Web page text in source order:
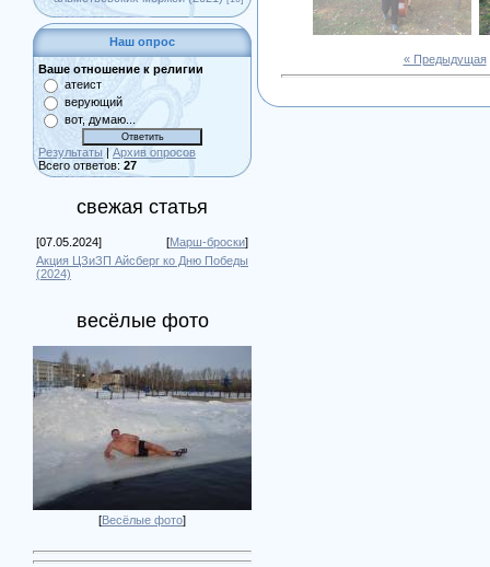
Наш опрос
Ваше отношение к религии
атеист
верующий
вот, думаю...
Результаты | Архив опросов
Всего ответов: 27
свежая статья
[07.05.2024] [Марш-броски]
Акция ЦЗиЗП Айсберг ко Дню Победы
(2024)
весёлые фото
[Весёлые фото]
« Предыдущая